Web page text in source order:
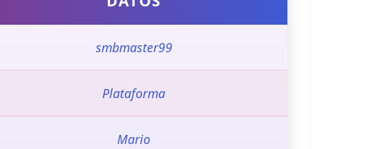
smbmaster99
Plataforma
Mario